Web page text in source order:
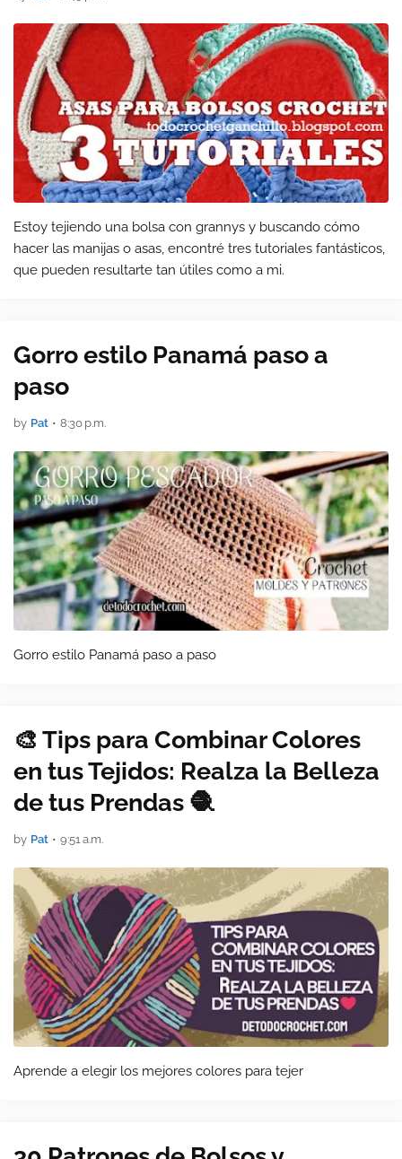
Estoy tejiendo una bolsa con grannys y buscando cómo
hacer las manijas o asas, encontré tres tutoriales fantásticos,
que pueden resultarte tan útiles como a mi.
Gorro estilo Panamá paso a
paso
by Pat • 8:30 p.m.
Gorro estilo Panamá paso a paso
🎨 Tips para Combinar Colores
en tus Tejidos: Realza la Belleza
de tus Prendas 🧶
by Pat • 9:51 a.m.
Aprende a elegir los mejores colores para tejer